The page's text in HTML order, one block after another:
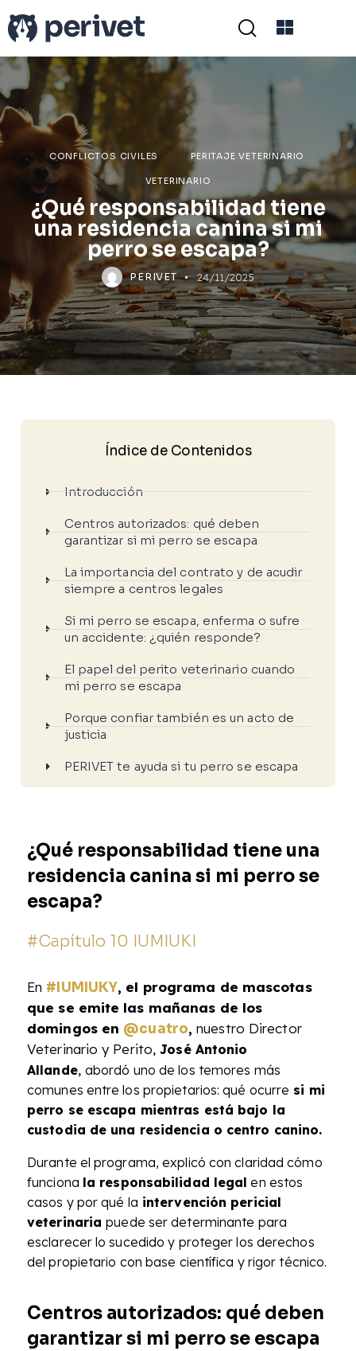
CONFLICTOS CIVILES PERITAJE VETERINARIO
VETERINARIO
¿Qué responsabilidad tiene
una residencia canina si mi
perro se escapa?
PERIVET 24/11/2025
¿Qué responsabilidad tiene una
residencia canina si mi perro se
escapa?
#Capítulo 10 IUMIUKI
En #IUMIUKY, el programa de mascotas
que se emite las mañanas de los
domingos en @cuatro, nuestro Director
Veterinario y Perito,José Antonio
Allande, abordó uno de los temores más
comunes entre los propietarios: qué ocurre si mi
perro se escapa mientras está bajo la
custodia de una residencia o centro canino.
Durante el programa, explicó con claridad cómo
funciona la responsabilidad legal en estos
casos y por qué la intervención pericial
veterinariapuede ser determinante para
esclarecer lo sucedido y proteger los derechos
del propietario con base científica y rigor técnico.
Centros autorizados: qué deben
garantizar si mi perro se escapa
Índice de Contenidos
Introducción
Centros autorizados: qué deben
garantizar si mi perro se escapa
La importancia del contrato y de acudir
siempre a centros legales
Si mi perro se escapa, enferma o sufre
un accidente: ¿quién responde?
El papel del perito veterinario cuando
mi perro se escapa
Porque confiar también es un acto de
justicia
PERIVET te ayuda si tu perro se escapa